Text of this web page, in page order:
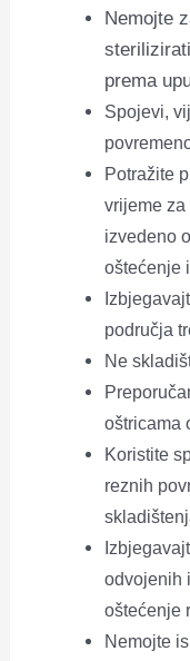
Nemojte
prema
Spojevi,
Potražite
vrijeme za
izvedeno
oštećenje
područja
Ne
oštricama
Koristite
reznih
odvojenih
oštećenje
Nemojte